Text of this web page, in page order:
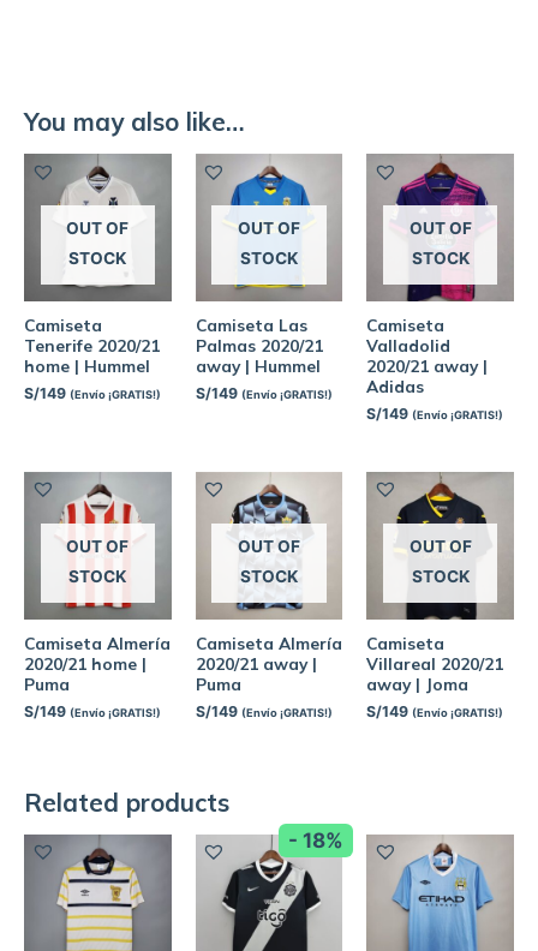
You may also like…
OUT OF
STOCK
Camiseta
Tenerife 2020/21
home | Hummel
S/149 (Envío ¡GRATIS!)
OUT OF
STOCK
Camiseta Las
Palmas 2020/21
away | Hummel
S/149 (Envío ¡GRATIS!)
OUT OF
STOCK
Camiseta
Valladolid
2020/21 away |
Adidas
S/149 (Envío ¡GRATIS!)
OUT OF
STOCK
Camiseta Almería
2020/21 home |
Puma
S/149 (Envío ¡GRATIS!)
OUT OF
STOCK
Camiseta Almería
2020/21 away |
Puma
S/149 (Envío ¡GRATIS!)
OUT OF
STOCK
Camiseta
Villareal 2020/21
away | Joma
S/149 (Envío ¡GRATIS!)
Related products
- 18%